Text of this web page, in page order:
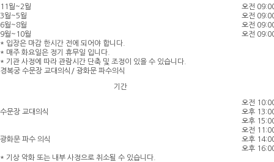
11월~2월
오전
3월~5월
오전
6월~8월
오전
9월~10월
오전
* 입장은 마감 한시간 전에 되어야 합니다.
* 매주 화요일은 정기 휴무일 입니다.
* 기관 사정에 따라 관람시간 단축 및 조정이 있을 수 있습니다.
경복궁 수문장 교대의식/ 광화문 파수의식
기간
수문장 교대의식
오전
오후
오후
광화문 파수 의식
오전
오후
오후
* 기상 악화 또는 내부 사정으로 취소될 수 있습니다.